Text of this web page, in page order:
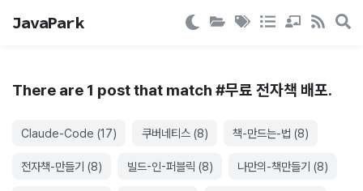
JavaPark
There are 1 postthat match #무료 전자책 배포.
Claude-Code (17) 쿠버네티스(8) 책-만드는-법 (8)
전자책-만들기 (8) 빌드-인-퍼블릭 (8) 나만의-책만들기 (8)